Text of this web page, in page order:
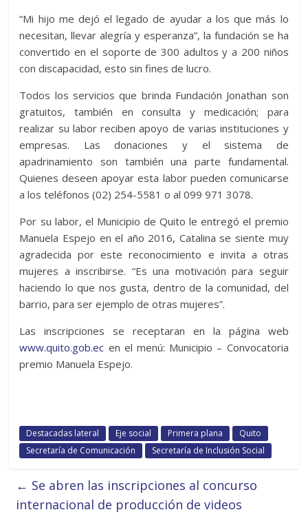
“Mi hijo me dejó el legado de ayudar a los que más lo
necesitan, llevar alegría y esperanza”, la fundación se ha
convertido en el soporte de 300 adultos y a 200 niños
con discapacidad, esto sin fines de lucro.
Todos los servicios que brinda Fundación Jonathan son
gratuitos, también en consulta y medicación; para
realizar su labor reciben apoyo de varias instituciones y
empresas. Las donaciones y el sistema de
apadrinamiento son también una parte fundamental.
Quienes deseen apoyar esta labor pueden comunicarse
a los teléfonos (02) 254-5581 o al 099 971 3078.
Por su labor, el Municipio de Quito le entregó el premio
Manuela Espejo en el año 2016, Catalina se siente muy
agradecida por este reconocimiento e invita a otras
mujeres a inscribirse. “Es una motivación para seguir
haciendo lo que nos gusta, dentro de la comunidad, del
barrio, para ser ejemplo de otras mujeres”.
Las inscripciones se receptaran en la página web
www.quito.gob.ec en el menú: Municipio – Convocatoria
premio Manuela Espejo.
Destacadas lateral Eje social Primera plana
Quito
Secretaría de Comunicación
Secretaría de Inclusión Social
← Se abren las inscripciones al concurso
internacional de producción de videos